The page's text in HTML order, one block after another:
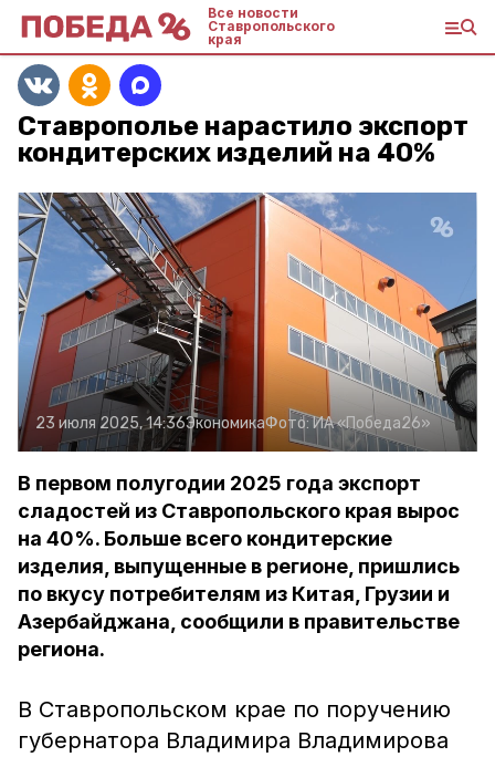
Все новости
Ставропольского
края
Ставрополье нарастило экспорт
кондитерских изделий на 40%
23 июля 2025, 14:36ЭкономикаФото:ИА «Победа26»
В первом полугодии 2025 года экспорт
сладостей из Ставропольского края вырос
на 40%. Больше всего кондитерские
изделия, выпущенные в регионе, пришлись
по вкусу потребителям из Китая, Грузии и
Азербайджана, сообщили в правительстве
региона.
В Ставропольском крае по поручению
губернатора Владимира Владимирова